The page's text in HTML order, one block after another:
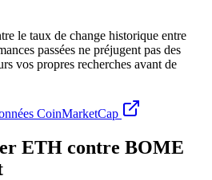
le taux de change historique entre
passées ne préjugent pas des
vos propres recherches avant de
CoinMarketCap
ETH contre BOME